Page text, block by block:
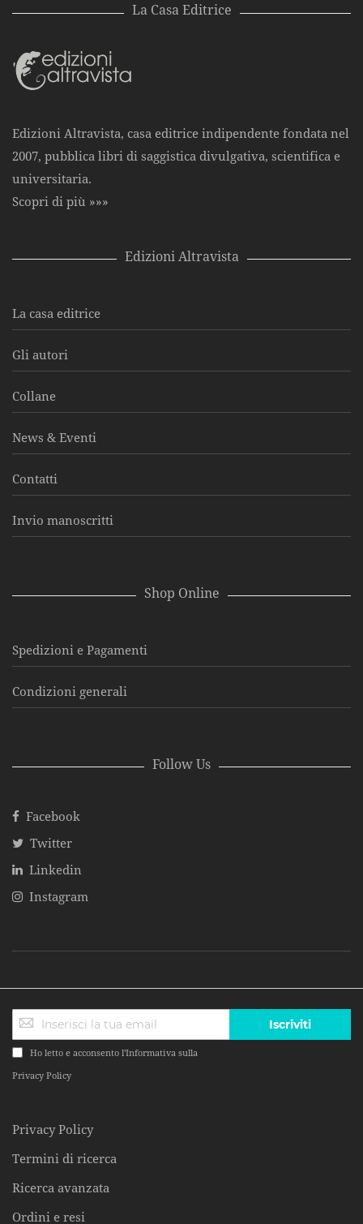
La Casa Editrice
Edizioni Altravista, casa editrice indipendente fondata nel
2007, pubblica libri di saggistica divulgativa, scientifica e
universitaria.
Scopri di più »»»
Edizioni Altravista
La casa editrice
Gli autori
Collane
News & Eventi
Contatti
Invio manoscritti
Shop Online
Spedizioni e Pagamenti
Condizioni generali
Follow Us
Facebook
Twitter
Linkedin
Instagram
Ho letto e acconsento l'Informativa sulla
Privacy Policy
Iscriviti
Privacy Policy
Termini di ricerca
Ricerca avanzata
Ordini e resi